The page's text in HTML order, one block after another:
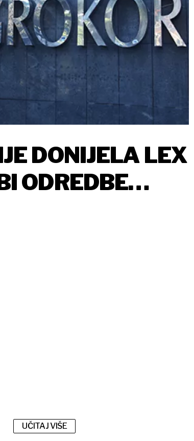
DONIJELA LEX
ODREDBE
UČITAJ VIŠE